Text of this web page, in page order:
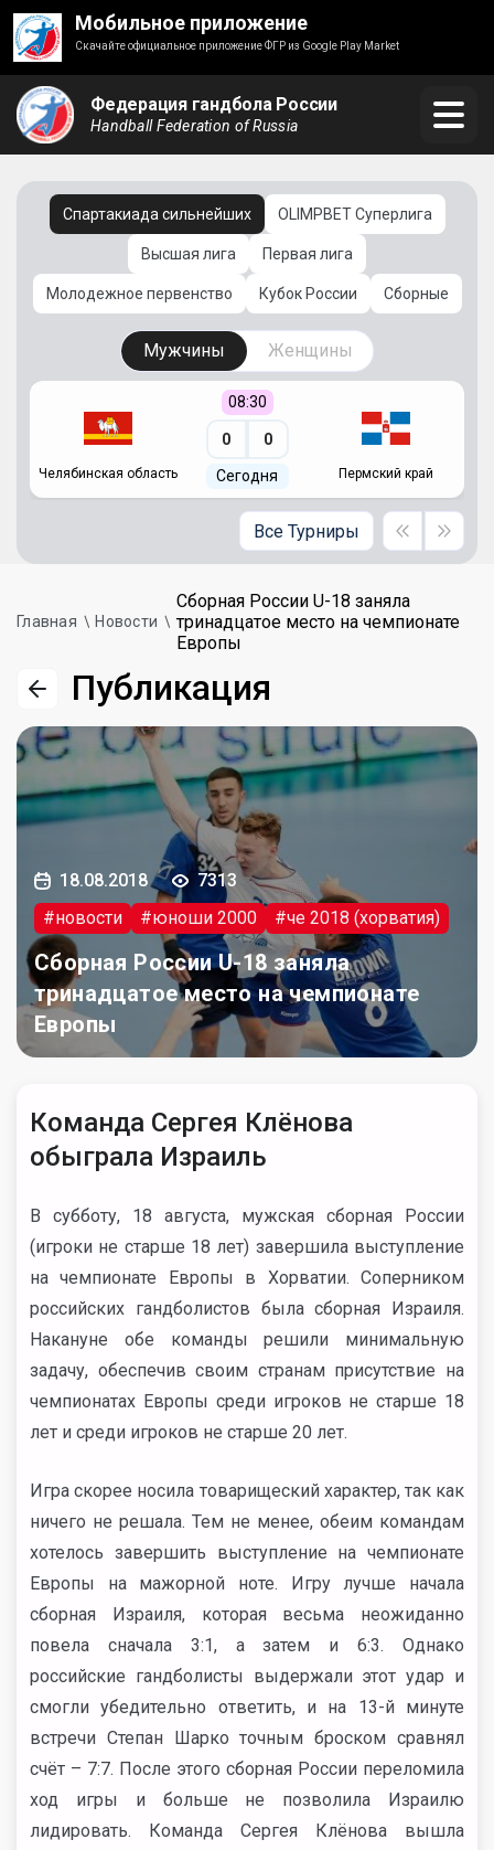
Мобильное приложение
Скачайте официальное приложение ФГР из Google Play Market
Федерация гандбола России
Handball Federation of Russia
Спартакиада сильнейших OLIMPBET Суперлига
Высшая лига Первая лига
Молодежное первенство Кубок России Сборные
Мужчины Женщины
Челябинская область
08:30
0 0
Сегодня Пермский край
Все Турниры
Главная Новости
Сборная России U-18 заняла
тринадцатое место на чемпионате
Европы
Публикация
18.08.2018
7313
#новости
#юноши 2000 #че 2018 (хорватия)
Сборная России U-18 заняла
тринадцатое место на чемпионате
Европы
Команда Сергея Клёнова
обыграла Израиль
В субботу, 18 августа, мужская сборная России
(игроки не старше 18 лет) завершила выступление
на чемпионате Европы в Хорватии. Соперником
российских гандболистов была сборная Израиля.
Накануне обе команды решили минимальную
задачу, обеспечив своим странам присутствие на
чемпионатах Европы среди игроков не старше 18
лет и среди игроков не старше 20 лет.
Игра скорее носила товарищеский характер, так как
ничего не решала. Тем не менее, обеим командам
хотелось завершить выступление на чемпионате
Европы на мажорной ноте. Игру лучше начала
сборная Израиля, которая весьма неожиданно
повела сначала 3:1, а затем и 6:3. Однако
российские гандболисты выдержали этот удар и
смогли убедительно ответить, и на 13-й минуте
встречи Степан Шарко точным броском сравнял
счёт – 7:7. После этого сборная России переломила
ход игры и больше не позволила Израилю
лидировать. Команда Сергея Клёнова вышла